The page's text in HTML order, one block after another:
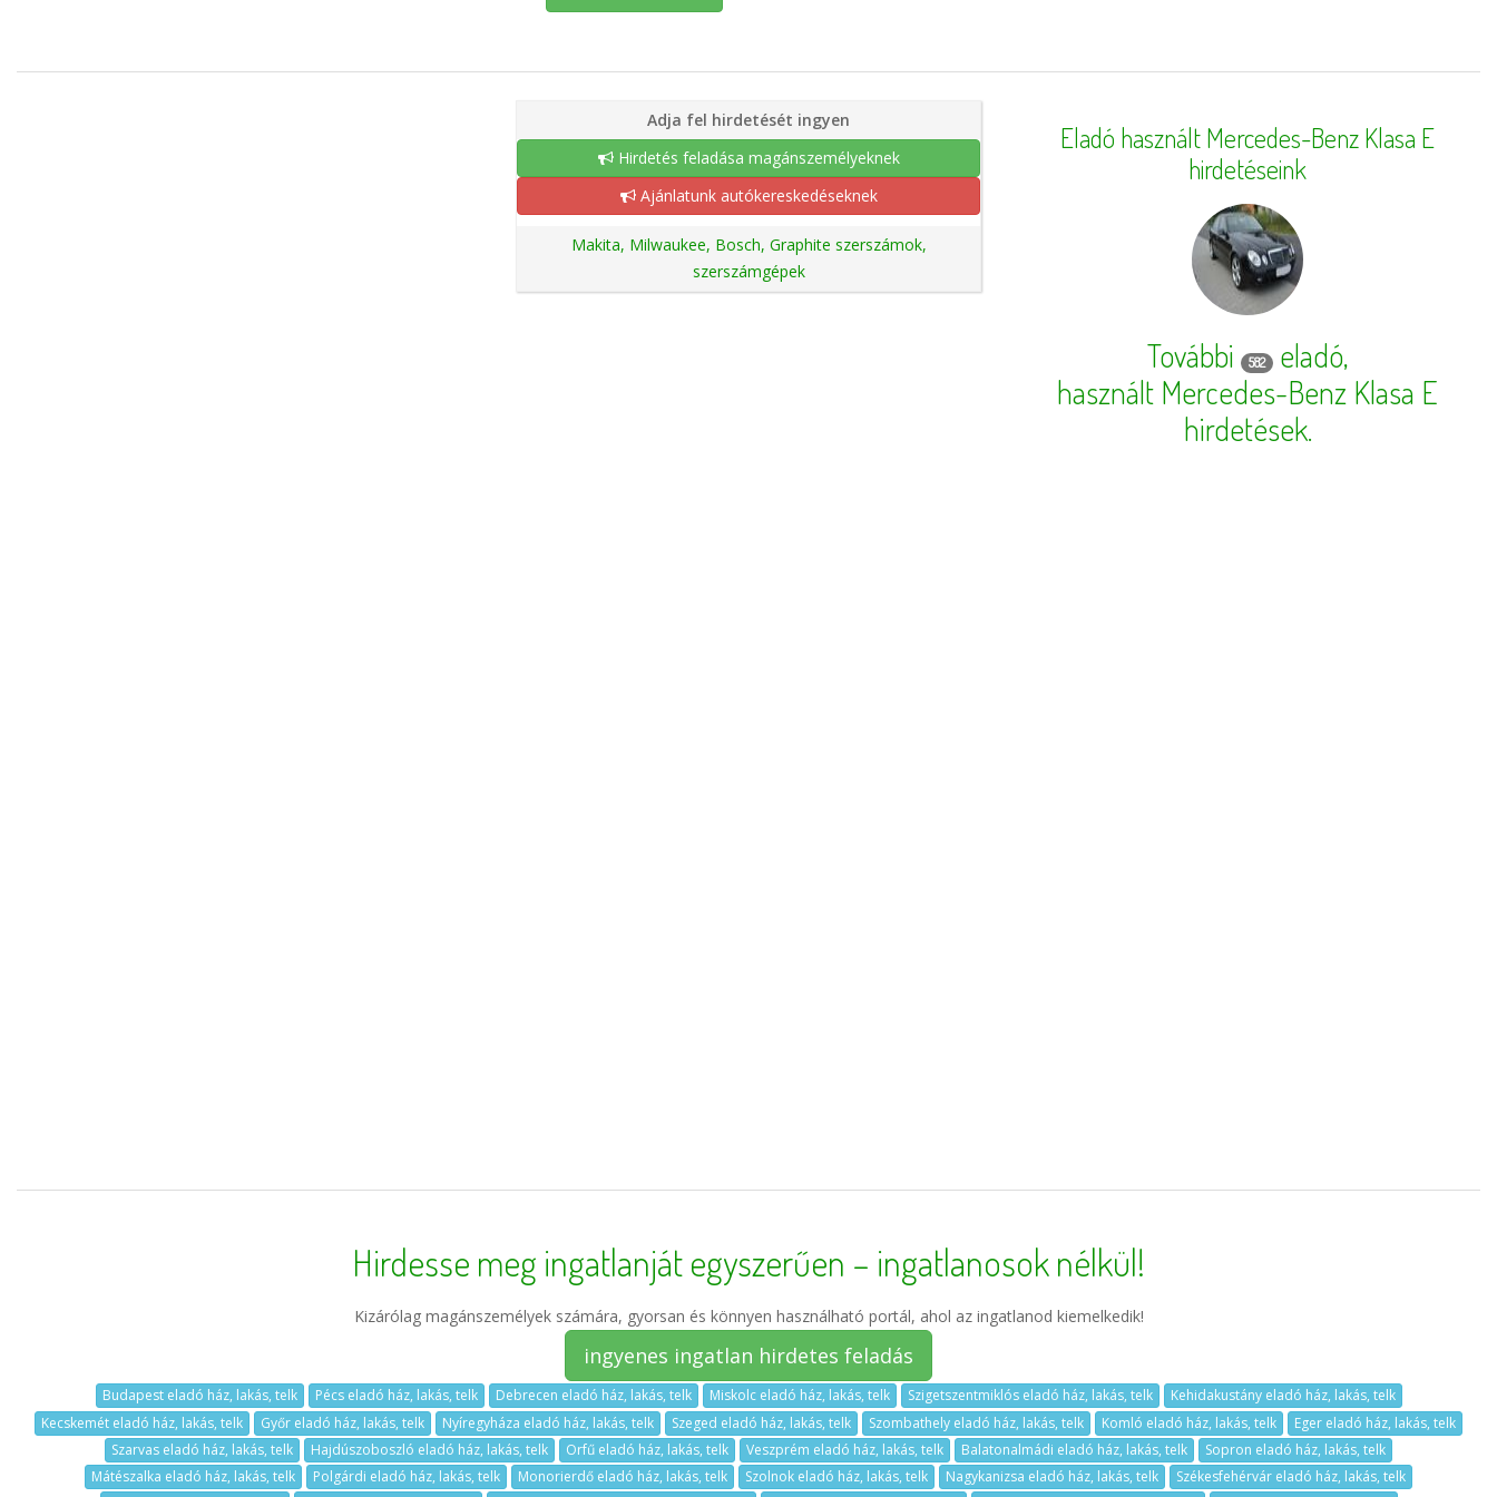
Adja fel hirdetését ingyen
Hirdetés feladása magánszemélyeknek
Ajánlatunk autókereskedéseknek
Makita, Milwaukee, Bosch, Graphite szerszámok,
szerszámgépek
Eladó használt Mercedes-Benz Klasa E
hirdetéseink
További 582 eladó,
használt Mercedes-Benz Klasa E
hirdetések.
Hirdesse meg ingatlanját egyszerűen – ingatlanosok nélkül!
Kizárólag magánszemélyek számára, gyorsan és könnyen használható portál, ahol az ingatlanod kiemelkedik!
ingyenes ingatlan hirdetes feladás
Budapest eladó ház, lakás, telk Pécs eladó ház, lakás, telk Debrecen eladó ház, lakás, telk Miskolc eladó ház, lakás, telk Szigetszentmiklós eladó ház, lakás, telk
Kehidakustány eladó ház, lakás, telk
Kecskemét eladó ház, lakás, telk
Győr eladó ház, lakás, telk Nyíregyháza eladó ház, lakás, telk Szeged eladó ház, lakás, telk Szombathely eladó ház, lakás, telk Komló eladó ház, lakás, telk
Eger eladó ház, lakás, telk
Szarvas eladó ház, lakás, telk
Hajdúszoboszló eladó ház, lakás, telk Orfű eladó ház, lakás, telk Veszprém eladó ház, lakás, telk Balatonalmádi eladó ház, lakás, telk
Sopron eladó ház, lakás, telk
Mátészalka eladó ház, lakás, telk
Polgárdi eladó ház, lakás, telk Monorierdő eladó ház, lakás, telk Szolnok eladó ház, lakás, telk Nagykanizsa eladó ház, lakás, telk
Székesfehérvár eladó ház, lakás, telk